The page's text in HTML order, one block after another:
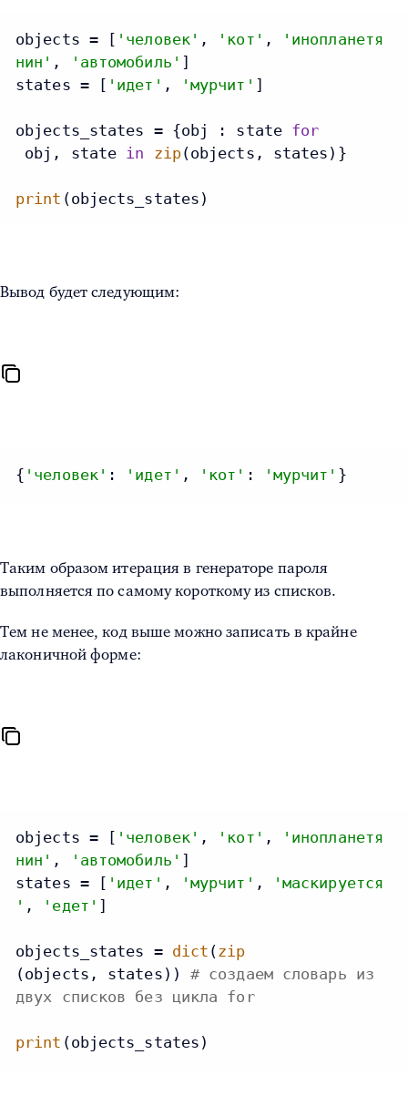
objects = [ 'человек' , 'кот' ,
'инопланетя
нин' , 'автомобиль' ]
states = [ 'идет' , 'мурчит' ]
objects_states = {obj : state for
obj, state in zip(objects, states)}
print (objects_states)
Вывод будет следующим:
{ 'человек' : 'идет' , 'кот' : 'мурчит' }
Таким образом итерация в генераторе пароля
выполняется по самому короткому из списков.
Тем не менее, код выше можно записать в крайне
лаконичной форме:
objects = [ 'человек' , 'кот' ,
'инопланетя
нин' , 'автомобиль' ]
states = [ 'идет' , 'мурчит' ,
'маскируется
' , 'едет' ]
objects_states = dict (zip
(objects, states)) # создаем словарь из
двух списков без цикла for
print (objects_states)